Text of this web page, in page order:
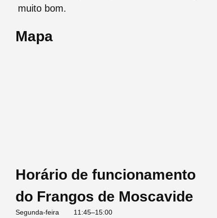
muito bom.
Mapa
Horário de funcionamento
do Frangos de Moscavide
Segunda-feira
11:45–15:00